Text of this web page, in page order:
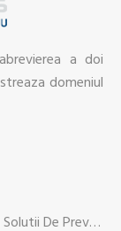
a doi
domeniul
Poluarea Apelor Subterane: Cauze, Efecte Si Solutii De Prevenire